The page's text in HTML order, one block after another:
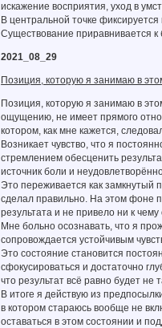
искажение восприятия, уход в
В центральной точке
Существование приравнивается к
2021_08_29
Позиция, которую я занимаю в
Позиция, которую я занимаю в
ощущению, не имеет прямого
котором, как мне кажется,
Возникает чувство, что я
стремлением обесценить
источник боли и
Это переживается как замкнутый
сделал правильно. На этом фоне
результата и не привело ни к
Мне больно осознавать, что я
сопровождается устойчивым
Это состояние становится
сфокусироваться и достаточно
что результат всё равно будет
В итоге я действую из
в котором стараюсь вообще не
оставаться в этом состоянии и